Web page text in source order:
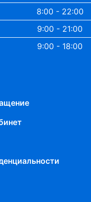
8:00 - 22:00
9:00 - 21:00
9:00 - 18:00